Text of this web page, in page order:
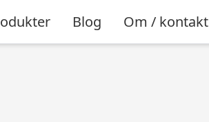
Blog Om / kontakt